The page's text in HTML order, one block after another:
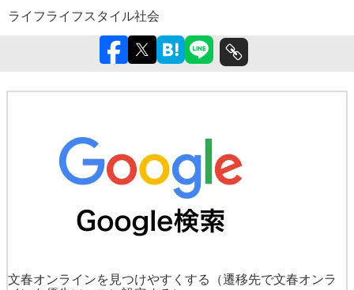
ライフライフスタイル社会
文春オンラインを見つけやすくする
（遷移先で文春オンラ